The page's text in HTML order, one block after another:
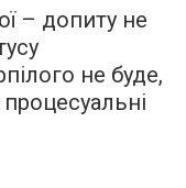
– допиту не
не буде,